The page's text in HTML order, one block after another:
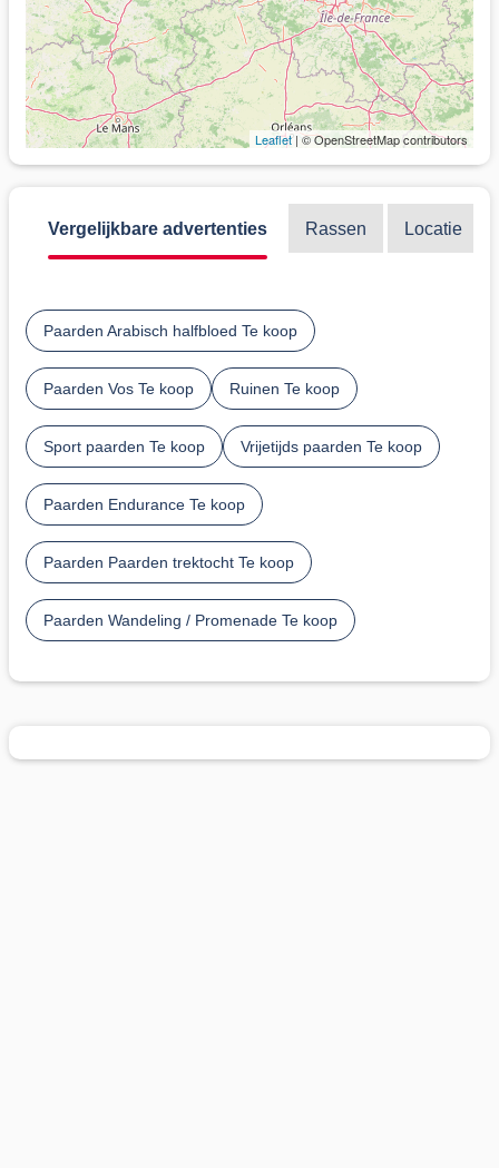
Leaflet| © OpenStreetMap contributors
Vergelijkbare advertenties Rassen Locatie
Paarden Arabisch halfbloed Te koop
Paarden Vos Te koop Ruinen Te koop
Sport paarden Te koop Vrijetijds paarden Te koop
Paarden Endurance Te koop
Paarden Paarden trektocht Te koop
Paarden Wandeling / Promenade Te koop